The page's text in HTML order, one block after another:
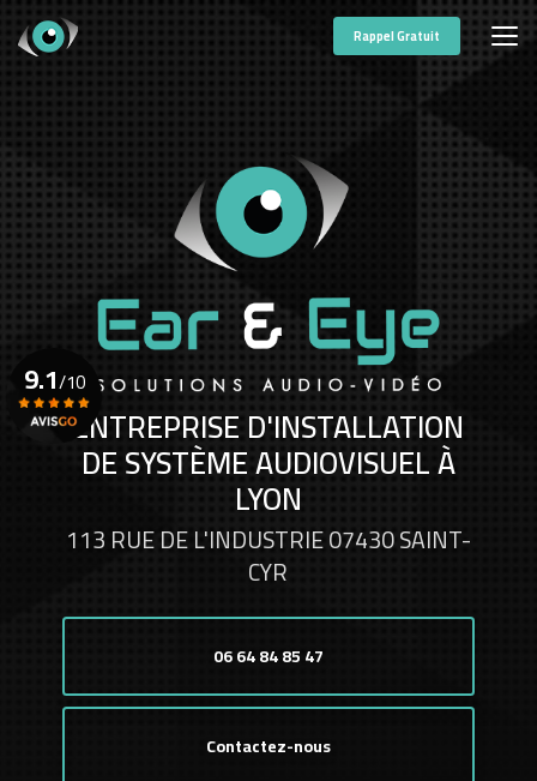
contenu
Rappel Gratuit
ENTREPRISE D'INSTALLATION
DE SYSTÈME AUDIOVISUEL À
LYON
113 RUE DE L'INDUSTRIE 07430 SAINT-
CYR
06 64 84 85 47
Contactez-nous
9.1/10
Voir le certificat